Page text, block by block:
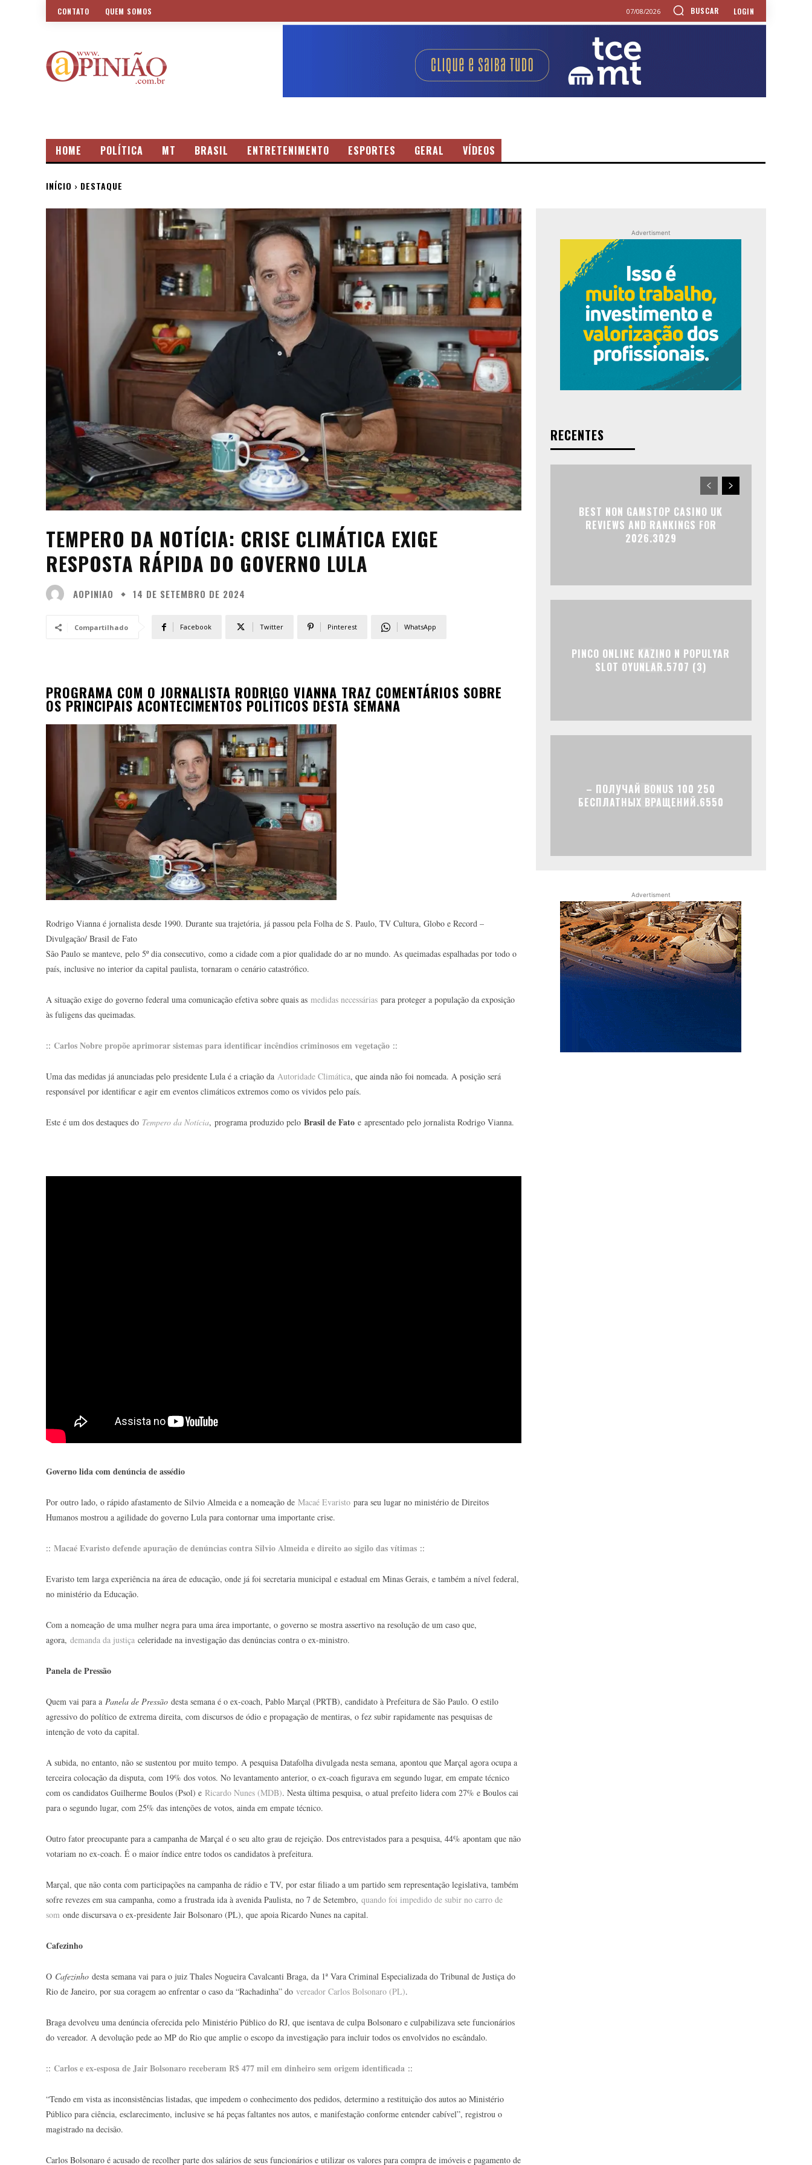
CONTATO QUEM SOMOS 07/08/2026 BUSCAR LOGIN
HOME POLÍTICA MT BRASIL ENTRETENIMENTO ESPORTES GERAL VÍDEOS
INÍCIO DESTAQUE
TEMPERO DA NOTÍCIA: CRISE CLIMÁTICA EXIGE
RESPOSTA RÁPIDA DO GOVERNO LULA
AOPINIAO 14 DE SETEMBRO DE 2024
Compartilhado Facebook Twitter Pinterest WhatsApp
PROGRAMA COM O JORNALISTA RODRIGO VIANNA TRAZ COMENTÁRIOS SOBRE
OS PRINCIPAIS ACONTECIMENTOS POLÍTICOS DESTA SEMANA
Rodrigo Vianna é jornalista desde 1990. Durante sua trajetória, já passou pela Folha de S. Paulo, TV Cultura, Globo e Record –
Divulgação/ Brasil de Fato
São Paulo se manteve, pelo 5º dia consecutivo, como a cidade com a pior qualidade do ar no mundo. As queimadas espalhadas por todo o
país, inclusive no interior da capital paulista, tornaram o cenário catastrófico.
A situação exige do governo federal uma comunicação efetiva sobre quais as medidas necessárias para proteger a população da exposição
às fuligens das queimadas.
:: Carlos Nobre propõe aprimorar sistemas para identificar incêndios criminosos em vegetação ::
Uma das medidas já anunciadas pelo presidente Lula é a criação da Autoridade Climática, que ainda não foi nomeada. A posição será
responsável por identificar e agir em eventos climáticos extremos como os vividos pelo país.
Este é um dos destaques do Tempero da Notícia, programa produzido pelo Brasil de Fato e apresentado pelo jornalista Rodrigo Vianna.
Governo lida com denúncia de assédio
Por outro lado, o rápido afastamento de Silvio Almeida e a nomeação de Macaé Evaristo para seu lugar no ministério de Direitos
Humanos mostrou a agilidade do governo Lula para contornar uma importante crise.
:: Macaé Evaristo defende apuração de denúncias contra Silvio Almeida e direito ao sigilo das vítimas ::
Evaristo tem larga experiência na área de educação, onde já foi secretaria municipal e estadual em Minas Gerais, e também a nível federal,
no ministério da Educação.
Com a nomeação de uma mulher negra para uma área importante, o governo se mostra assertivo na resolução de um caso que,
agora, demanda da justiça celeridade na investigação das denúncias contra o ex-ministro.
Panela de Pressão
Quem vai para a Panela de Pressão desta semana é o ex-coach, Pablo Marçal (PRTB), candidato à Prefeitura de São Paulo. O estilo
agressivo do político de extrema direita, com discursos de ódio e propagação de mentiras, o fez subir rapidamente nas pesquisas de
intenção de voto da capital.
A subida, no entanto, não se sustentou por muito tempo. A pesquisa Datafolha divulgada nesta semana, apontou que Marçal agora ocupa a
terceira colocação da disputa, com 19% dos votos. No levantamento anterior, o ex-coach figurava em segundo lugar, em empate técnico
com os candidatos Guilherme Boulos (Psol) e Ricardo Nunes (MDB). Nesta última pesquisa, o atual prefeito lidera com 27% e Boulos cai
para o segundo lugar, com 25% das intenções de votos, ainda em empate técnico.
Outro fator preocupante para a campanha de Marçal é o seu alto grau de rejeição. Dos entrevistados para a pesquisa, 44% apontam que não
votariam no ex-coach. É o maior índice entre todos os candidatos à prefeitura.
Marçal, que não conta com participações na campanha de rádio e TV, por estar filiado a um partido sem representação legislativa, também
sofre revezes em sua campanha, como a frustrada ida à avenida Paulista, no 7 de Setembro, quando foi impedido de subir no carro de
som onde discursava o ex-presidente Jair Bolsonaro (PL), que apoia Ricardo Nunes na capital.
Cafezinho
O Cafezinho desta semana vai para o juiz Thales Nogueira Cavalcanti Braga, da 1ª Vara Criminal Especializada do Tribunal de Justiça do
Rio de Janeiro, por sua coragem ao enfrentar o caso da “Rachadinha” do vereador Carlos Bolsonaro (PL).
Braga devolveu uma denúncia oferecida pelo Ministério Público do RJ, que isentava de culpa Bolsonaro e culpabilizava sete funcionários
do vereador. A devolução pede ao MP do Rio que amplie o escopo da investigação para incluir todos os envolvidos no escândalo.
:: Carlos e ex-esposa de Jair Bolsonaro receberam R$ 477 mil em dinheiro sem origem identificada ::
“Tendo em vista as inconsistências listadas, que impedem o conhecimento dos pedidos, determino a restituição dos autos ao Ministério
Público para ciência, esclarecimento, inclusive se há peças faltantes nos autos, e manifestação conforme entender cabível”, registrou o
magistrado na decisão.
Carlos Bolsonaro é acusado de recolher parte dos salários de seus funcionários e utilizar os valores para compra de imóveis e pagamento de
Advertisment
RECENTES
BEST NON GAMSTOP CASINO UK
REVIEWS AND RANKINGS FOR
2026.3029
PINCO ONLINE KAZINO N POPULYAR
SLOT OYUNLAR.5707 (3)
– ПОЛУЧАЙ BONUS 100 250
БЕСПЛАТНЫХ ВРАЩЕНИЙ.6550
Advertisment